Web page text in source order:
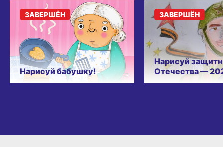
Нарисуй бабушку!
ЗАВЕРШЁН
Нарисуй
Отечества —
ЗАВЕРШЁН